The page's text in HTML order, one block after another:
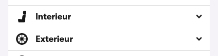
Interieur
Exterieur